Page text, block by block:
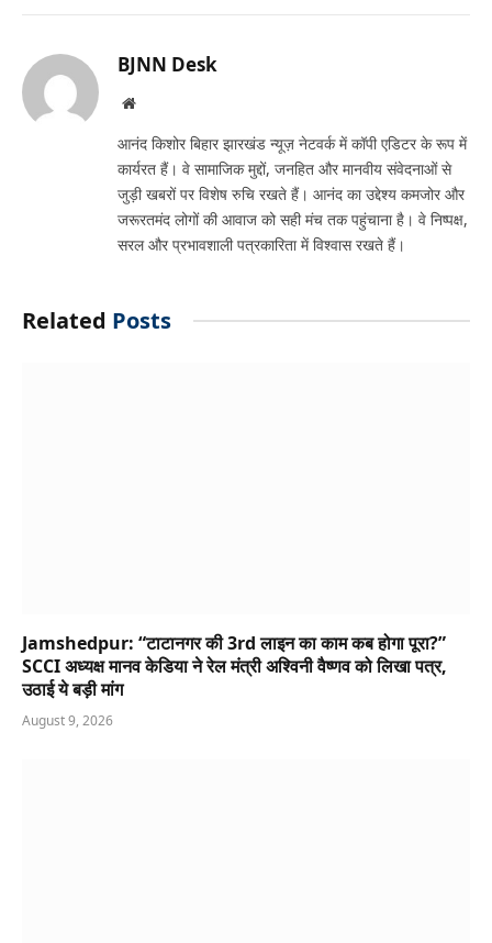
BJNN Desk
Website
आनंद किशोर बिहार झारखंड न्यूज़ नेटवर्क में कॉपी एडिटर के रूप में
कार्यरत हैं। वे सामाजिक मुद्दों, जनहित और मानवीय संवेदनाओं से
जुड़ी खबरों पर विशेष रुचि रखते हैं। आनंद का उद्देश्य कमजोर और
जरूरतमंद लोगों की आवाज को सही मंच तक पहुंचाना है। वे निष्पक्ष,
सरल और प्रभावशाली पत्रकारिता में विश्वास रखते हैं।
Related Posts
Jamshedpur: “टाटानगर की 3rd लाइन का काम कब होगा पूरा?”
SCCI अध्यक्ष मानव केडिया ने रेल मंत्री अश्विनी वैष्णव को लिखा पत्र,
उठाई ये बड़ी मांग
August 9, 2026